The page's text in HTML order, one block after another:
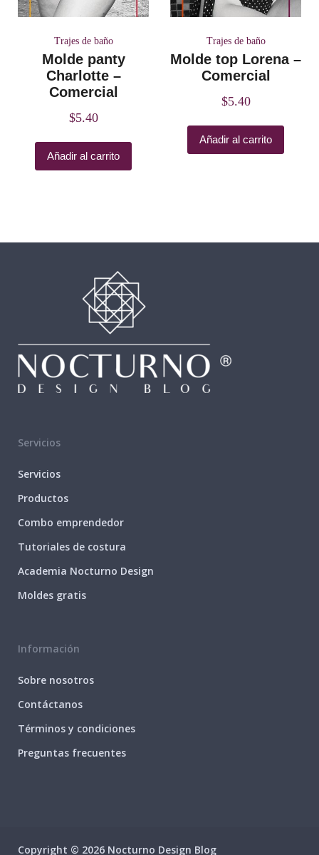
Trajes de baño
Molde panty
Charlotte –
Comercial
$5.40
Añadir al carrito
Trajes de baño
Molde top Lorena –
Comercial
$5.40
Añadir al carrito
Servicios
Servicios
Productos
Combo emprendedor
Tutoriales de costura
Academia Nocturno Design
Moldes gratis
Información
Sobre nosotros
Contáctanos
Términos y condiciones
Preguntas frecuentes
Copyright © 2026 Nocturno Design Blog